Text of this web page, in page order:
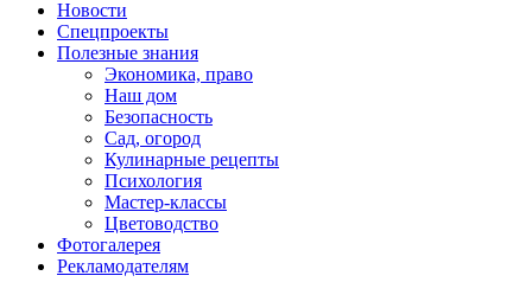
Новости
Спецпроекты
Полезные знания
Экономика, право
Наш дом
Безопасность
Сад, огород
Кулинарные рецепты
Психология
Мастер-классы
Цветоводство
Фотогалерея
Рекламодателям